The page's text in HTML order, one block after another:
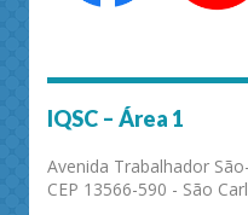
IQSC – Área 1
Avenida Trabalhador
CEP 13566-590 - São